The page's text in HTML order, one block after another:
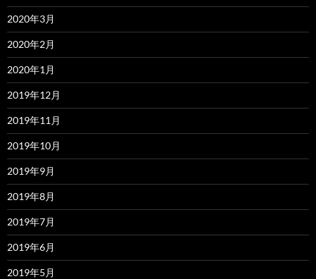
2020年3月
2020年2月
2020年1月
2019年12月
2019年11月
2019年10月
2019年9月
2019年8月
2019年7月
2019年6月
2019年5月